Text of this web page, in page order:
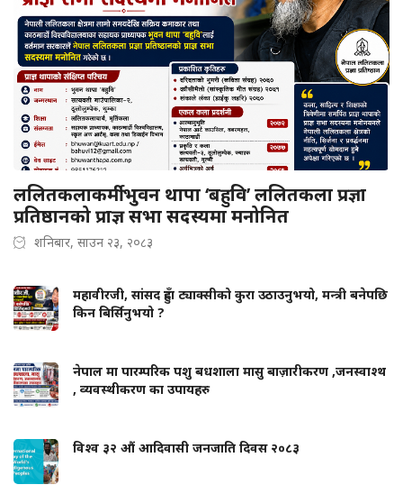
ललितकलाकर्मी भुवन थापा ‘बहुवि’ ललितकला प्रज्ञा
प्रतिष्ठानको प्राज्ञ सभा सदस्यमा मनोनित
शनिबार, साउन २३, २०८३
महावीरजी, सांसद हुँदा ट्याक्सीको कुरा उठाउनुभयो, मन्त्री बनेपछि
किन बिर्सिनुभयो ?
नेपाल मा पारम्परिक पशु बधशाला मासु बाज़ारीकरण ,जनस्वाश्थ
, व्यवस्थीकरण का उपायहरु
विश्व ३२ औं आदिवासी जनजाति दिवस २०८३